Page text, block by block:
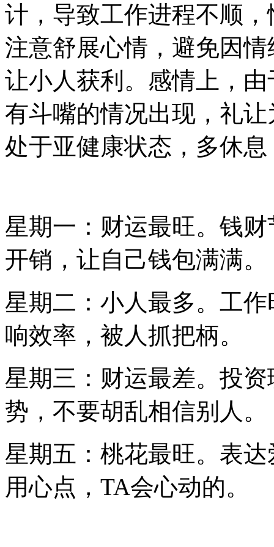
计，导致工作进程不顺
注意舒展心情，避免因
让小人获利。感情上，
有斗嘴的情况出现，礼
处于亚健康状态，多休息
星期一：财运最旺。钱
开销，让自己钱包满满。
星期二：小人最多。工
响效率，被人抓把柄。
星期三：财运最差。投
势，不要胡乱相信别人。
星期五：桃花最旺。表
用心点，TA会心动的。